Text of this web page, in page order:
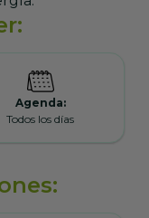
Agenda:
Todos los días